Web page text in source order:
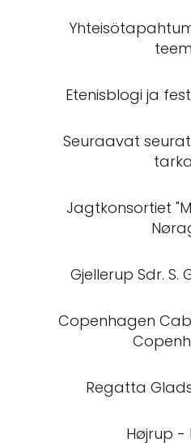
Etenisblogi ja
Seuraavat
Jagtkonsortiet
Gjellerup Sdr. S.
Copenhagen
Regatta
Højrup -